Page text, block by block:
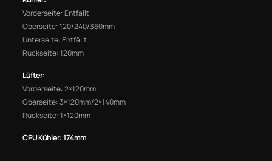
Vorderseite: Entfällt
Oberseite: 120/240/360mm
Unterseite: Entfällt
Rückseite: 120mm
Lüfter:
Vorderseite: 2×120mm
Oberseite: 3×120mm/2×140mm
Rückseite: 1×120mm
CPU Kühler: 174mm